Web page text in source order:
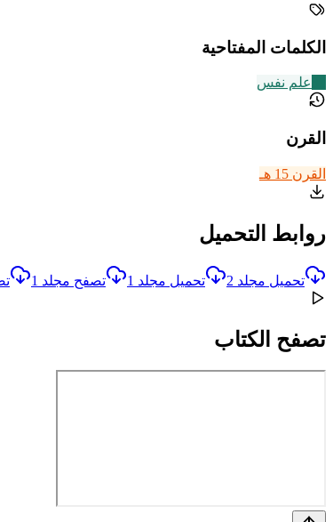
الكلمات المفتاحية
علم نفس
القرن
القرن 15 هـ
روابط التحميل
تحميل مجلد 2 تحميل مجلد 1 تصفح مجلد 1
تصفح الكتاب